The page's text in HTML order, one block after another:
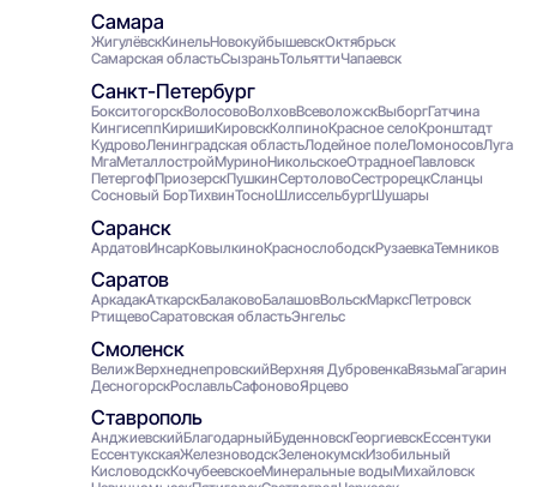
Самара
ЖигулёвскКинельНовокуйбышевскОктябрьск
Самарская областьСызраньТольяттиЧапаевск
Санкт-Петербург
БокситогорскВолосовоВолховВсеволожскВыборгГатчина
КингисеппКиришиКировскКолпиноКрасное селоКронштадт
КудровоЛенинградская областьЛодейное полеЛомоносовЛуга
МгаМеталлостройМуриноНикольскоеОтрадноеПавловск
ПетергофПриозерскПушкинСертоловоСестрорецкСланцы
Сосновый БорТихвинТосноШлиссельбургШушары
Саранск
АрдатовИнсарКовылкиноКраснослободскРузаевкаТемников
Саратов
АркадакАткарскБалаковоБалашовВольскМарксПетровск
РтищевоСаратовская областьЭнгельс
Смоленск
ВелижВерхнеднепровскийВерхняя ДубровенкаВязьмаГагарин
ДесногорскРославльСафоновоЯрцево
Ставрополь
АнджиевскийБлагодарныйБуденновскГеоргиевскЕссентуки
ЕссентукскаяЖелезноводскЗеленокумскИзобильный
КисловодскКочубеевскоеМинеральные водыМихайловск